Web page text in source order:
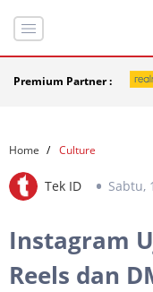
Premium Partner :
Home Culture
Tek ID Sabtu,
Instagram
Reels dan